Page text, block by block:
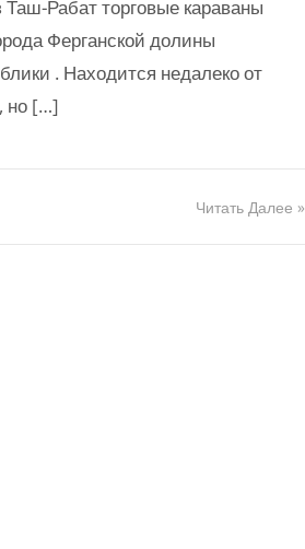
Таш-Рабат торговые караваны
Ферганской долины
. Находится недалеко от
но […]
Читать Далее »